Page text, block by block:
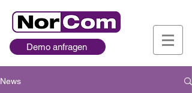
Demo anfragen
News